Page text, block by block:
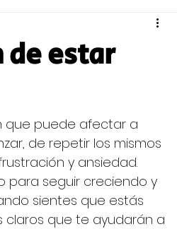
estar
que puede afectar a
de repetir los mismos
y ansiedad.
para seguir creciendo y
sientes que estás
claros que te ayudarán a